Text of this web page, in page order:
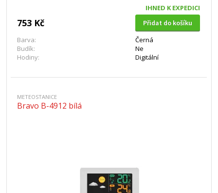
IHNED K EXPEDICI
753 Kč
Přidat do košíku
Barva:
Černá
Budík:
Ne
Hodiny:
Digitální
METEOSTANICE
Bravo B-4912 bílá